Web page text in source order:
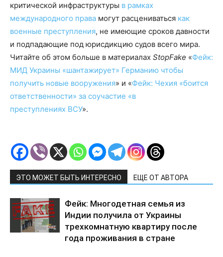
критической инфраструктуры в рамках
международного права могут расцениваться как
военные преступления, не имеющие сроков давности
и подпадающие под юрисдикцию судов всего мира.
Читайте об этом больше в материалах StopFake «Фейк:
МИД Украины «шантажирует» Германию чтобы
получить новые вооружения» и «Фейк: Чехия «боится
ответственности» за соучастие «в
преступлениях ВСУ».
ЭТО МОЖЕТ БЫТЬ ИНТЕРЕСНО ЕЩЕ ОТ АВТОРА
Фейк: Многодетная семья из
Индии получила от Украины
трехкомнатную квартиру после
года проживания в стране